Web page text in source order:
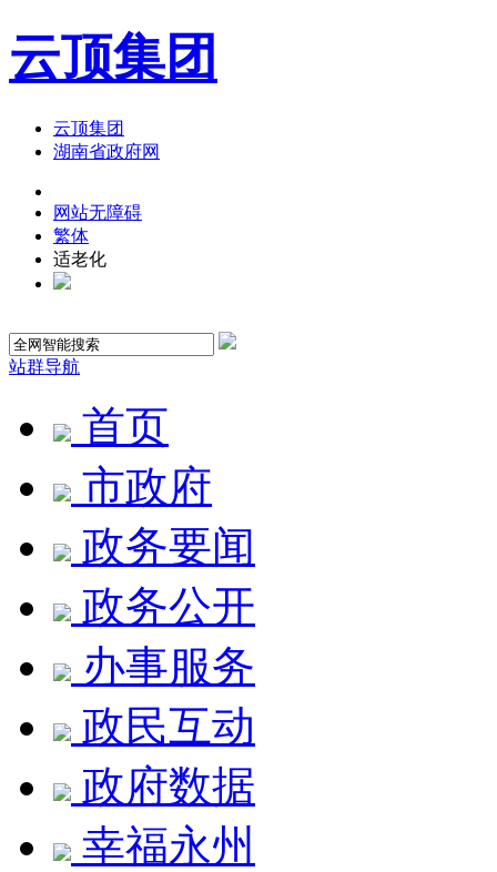
云顶集团
云顶集团
湖南省政府网
网站无障碍
繁体
适老化
站群导航
首页
市政府
政务要闻
政务公开
办事服务
政民互动
政府数据
幸福永州